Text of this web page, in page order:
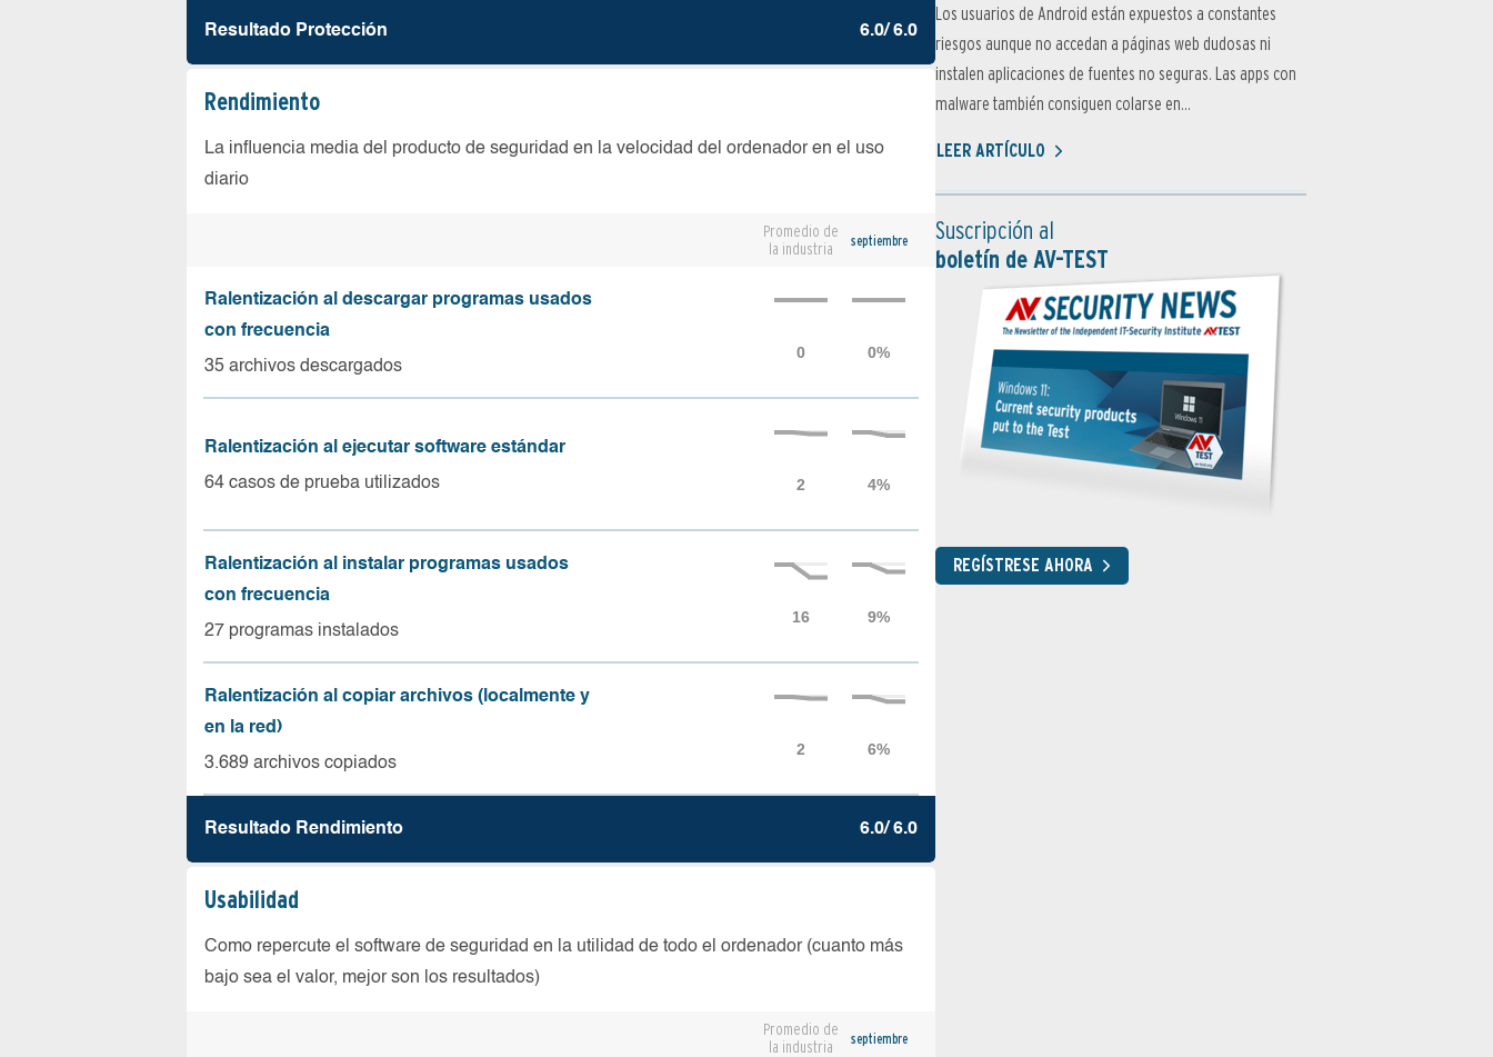
Resultado Protección 6.0/ 6.0
Rendimiento
La influencia media del producto de seguridad en la velocidad del ordenador en el uso
diario
Promedio de
la industria
septiembre
Ralentización al descargar programas usados
con frecuencia
35 archivos descargados
Ralentización al ejecutar software estándar
64 casos de prueba utilizados
Ralentización al instalar programas usados
con frecuencia
27 programas instalados
Ralentización al copiar archivos (localmente y
en la red)
3.689 archivos copiados
Resultado Rendimiento 6.0/ 6.0
Usabilidad
Como repercute el software de seguridad en la utilidad de todo el ordenador (cuanto más
bajo sea el valor, mejor son los resultados)
Promedio de
la industria
septiembre
Los usuarios de Android están expuestos a constantes
riesgos aunque no accedan a páginas web dudosas ni
instalen aplicaciones de fuentes no seguras. Las apps con
malware también consiguen colarse en...
LEER ARTÍCULO
Suscripción al
boletín de AV-TEST
REGÍSTRESE AHORA